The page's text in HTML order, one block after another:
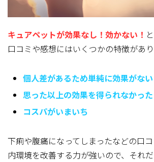
キュアペットが効果なし！効かない！
口コミや感想にはいくつかの特徴があ
個人差があるため単純に効果がない
思った以上の効果を得られなかった
コスパがいまいち
下痢や腹痛になってしまったなどの口
内環境を改善する力が強いので、それ